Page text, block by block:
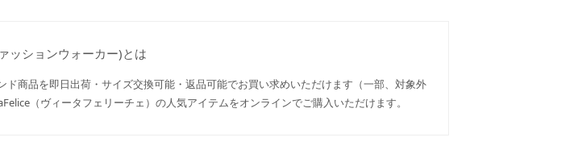
ッションウォーカー)とは
ド商品を即日出荷・サイズ交換可能・返品可能でお買い求めいただけます（一部、対象外
（ヴィータフェリーチェ）の人気アイテムをオンラインでご購入いただけます。